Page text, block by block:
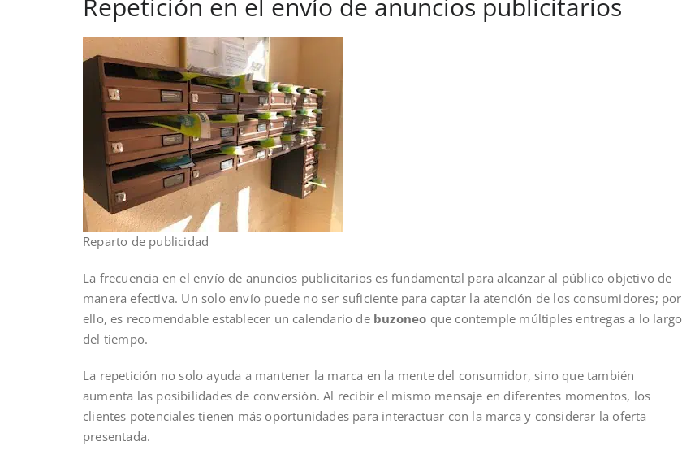
Reparto de publicidad
La frecuencia en el envío de anuncios publicitarios es fundamental para alcanzar al público objetivo de
manera efectiva. Un solo envío puede no ser suficiente para captar la atención de los consumidores; por
ello, es recomendable establecer un calendario de buzoneo que contemple múltiples entregas a lo largo
del tiempo.
La repetición no solo ayuda a mantener la marca en la mente del consumidor, sino que también
aumenta las posibilidades de conversión. Al recibir el mismo mensaje en diferentes momentos, los
clientes potenciales tienen más oportunidades para interactuar con la marca y considerar la oferta
presentada.